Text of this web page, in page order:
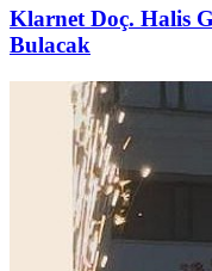
Klarnet Doç. Halis
Bulacak